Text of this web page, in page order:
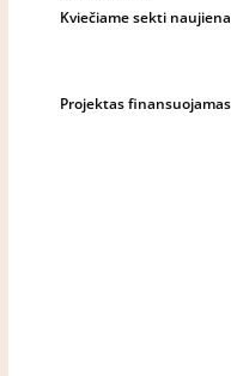
Kviečiame sekti
Projektas